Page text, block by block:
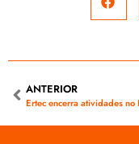
ANTERIOR